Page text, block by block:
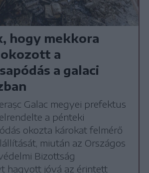
hogy mekkora
a
a galaci
Galac megyei prefektus
a pénteki
okozta károkat felmérő
miután az Országos
Bizottság
hagyott jóvá az érintett